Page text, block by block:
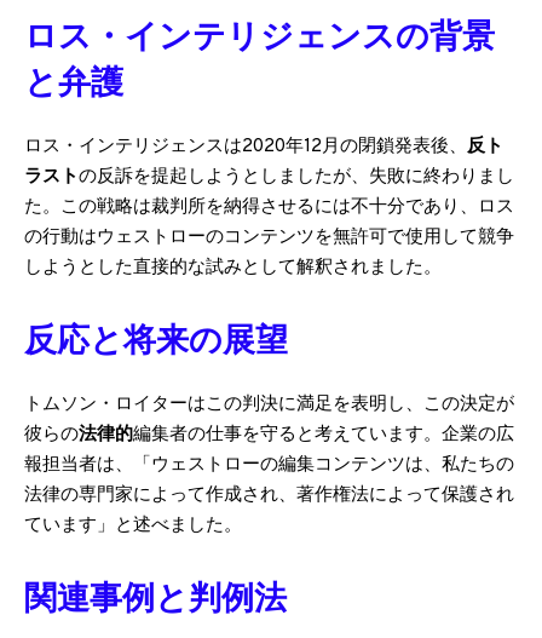
ロス・インテリジェンスの背景
と弁護
ロス・インテリジェンスは2020年12月の閉鎖発表後、 反ト
ラストの反訴を提起しようとしましたが、失敗に終わりまし
た。この戦略は裁判所を納得させるには不十分であり、ロス
の行動はウェストローのコンテンツを無許可で使用して競争
しようとした直接的な試みとして解釈されました。
反応と将来の展望
トムソン・ロイターはこの判決に満足を表明し、この決定が
彼らの法律的編集者の仕事を守ると考えています。企業の広
報担当者は、「ウェストローの編集コンテンツは、私たちの
法律の専門家によって作成され、著作権法によって保護され
ています」と述べました。
関連事例と判例法